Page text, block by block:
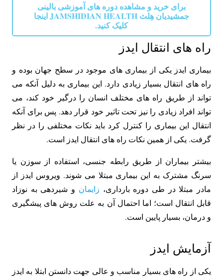
برای خرید و مشاهده دوره های آموزشی بالینی
جمشیدیان هِلث JAMSHIDIAN HEALTH اینجا
کلیک کنید.
راه های انتقال ایدز
بیماری ایدز یکی از بیماری های موجود در سطح جهان بوده و
راه های انتقال بسیار زیادی دارد. این بیماری به دلیل آنکه می
تواند از طریق راه های مختلف انسان را درگیر خود کند، می
تواند افراد زیادی را نیز تحت تاثیر خود قرار دهد. پس برای آنکه
انتقال این بیماری را کنترل کرد باید نکات مختلفی را در نظر
گرفت. یکی از همین نکات راه های انتقال ایدز است.
بیشتر بیماران از طریق رابطه جنسی، استفاده از سوزن یا
سرنگ مشترک به این بیماری مبتلا می شوند. ویروس ایدز از
مادر مبتلا در طی دوره بارداری، زایمان و شیردهی به نوزاد
قابل انتقال است؛ اما احتمال آن به علت روش های پیشگیری
و درمان، بسیار پایین است.
آزمایش ایدز
یکی از راه های بسیار مناسب و عالی جهت دانستن ابتلا به ایدز